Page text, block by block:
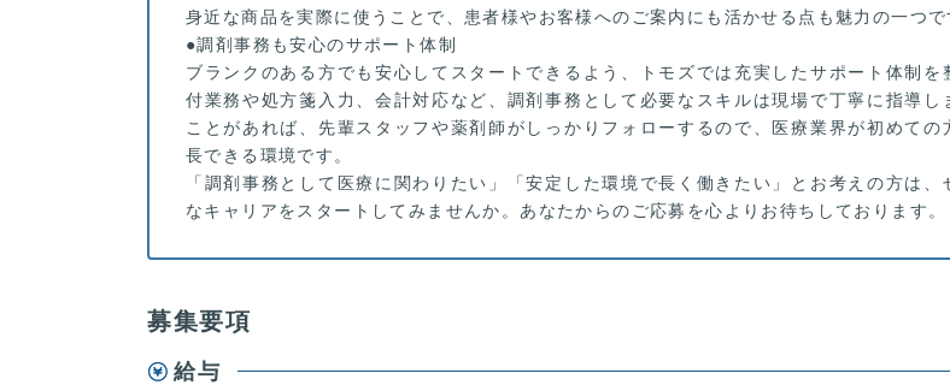
身近な商品を実際に使うことで、患者様やお客様へのご案内にも活かせる点も魅力の一つで
●調剤事務も安心のサポート体制
ブランクのある方でも安心してスタートできるよう、トモズでは充実したサポート体制を
付業務や処方箋入力、会計対応など、調剤事務として必要なスキルは現場で丁寧に指導し
ことがあれば、先輩スタッフや薬剤師がしっかりフォローするので、医療業界が初めての
長できる環境です。
「調剤事務として医療に関わりたい」「安定した環境で長く働きたい」とお考えの方は、
なキャリアをスタートしてみませんか。あなたからのご応募を心よりお待ちしております。
募集要項
給与